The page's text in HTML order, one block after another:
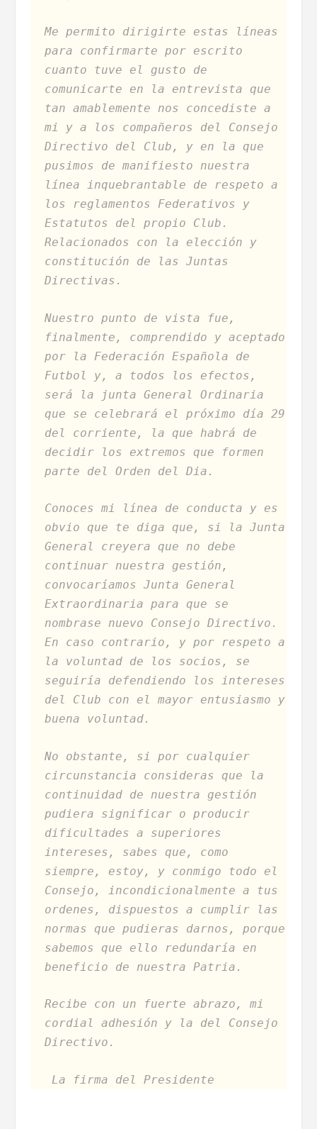
Me permito dirigirte estas líneas
para confirmarte por escrito
cuanto tuve el gusto de
comunicarte en la entrevista que
tan amablemente nos concediste a
mi y a los compañeros del Consejo
Directivo del Club, y en la que
pusimos de manifiesto nuestra
línea inquebrantable de respeto a
los reglamentos Federativos y
Estatutos del propio Club.
Relacionados con la elección y
constitución de las Juntas
Directivas.
Nuestro punto de vista fue,
finalmente, comprendido y aceptado
por la Federación Española de
Futbol y, a todos los efectos,
será la junta General Ordinaria
que se celebrará el próximo día 29
del corriente, la que habrá de
decidir los extremos que formen
parte del Orden del Dia.
Conoces mi línea de conducta y es
obvio que te diga que, si la Junta
General creyera que no debe
continuar nuestra gestión,
convocaríamos Junta General
Extraordinaria para que se
nombrase nuevo Consejo Directivo.
En caso contrario, y por respeto a
la voluntad de los socios, se
seguiría defendiendo los intereses
del Club con el mayor entusiasmo y
buena voluntad.
No obstante, si por cualquier
circunstancia consideras que la
continuidad de nuestra gestión
pudiera significar o producir
dificultades a superiores
intereses, sabes que, como
siempre, estoy, y conmigo todo el
Consejo, incondicionalmente a tus
ordenes, dispuestos a cumplir las
normas que pudieras darnos, porque
sabemos que ello redundaría en
beneficio de nuestra Patria.
Recibe con un fuerte abrazo, mi
cordial adhesión y la del Consejo
Directivo.
La firma del Presidente